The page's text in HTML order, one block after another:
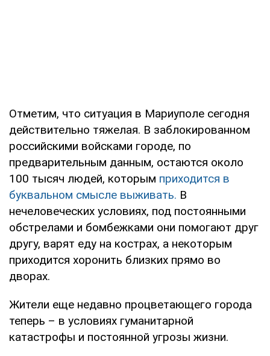
Отметим, что ситуация в Мариуполе сегодня
действительно тяжелая. В заблокированном
российскими войсками городе, по
предварительным данным, остаются около
100 тысяч людей, которым приходится в
буквальном смысле выживать. В
нечеловеческих условиях, под постоянными
обстрелами и бомбежками они помогают друг
другу, варят еду на кострах, а некоторым
приходится хоронить близких прямо во
дворах.
Жители еще недавно процветающего города
теперь – в условиях гуманитарной
катастрофы и постоянной угрозы жизни.